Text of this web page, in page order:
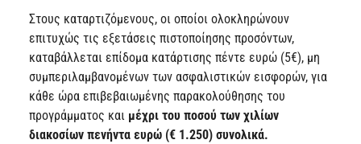
Στους καταρτιζόμενους, οι οποίοι ολοκληρώνουν
επιτυχώς τις εξετάσεις πιστοποίησης προσόντων,
καταβάλλεται επίδομα κατάρτισης πέντε ευρώ (5€), μη
συμπεριλαμβανομένων των ασφαλιστικών εισφορών, για
κάθε ώρα επιβεβαιωμένης παρακολούθησης του
προγράμματος και μέχρι του ποσού των χιλίων
διακοσίων πενήντα ευρώ (€ 1.250) συνολικά.